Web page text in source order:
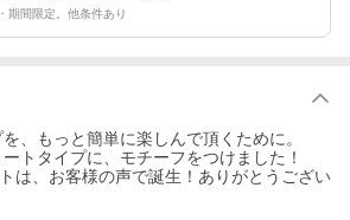
期間限定。他条件あり
、もっと簡単に楽しんで頂くために。
トタイプに、モチーフをつけました！
は、お客様の声で誕生！ありがとうござい